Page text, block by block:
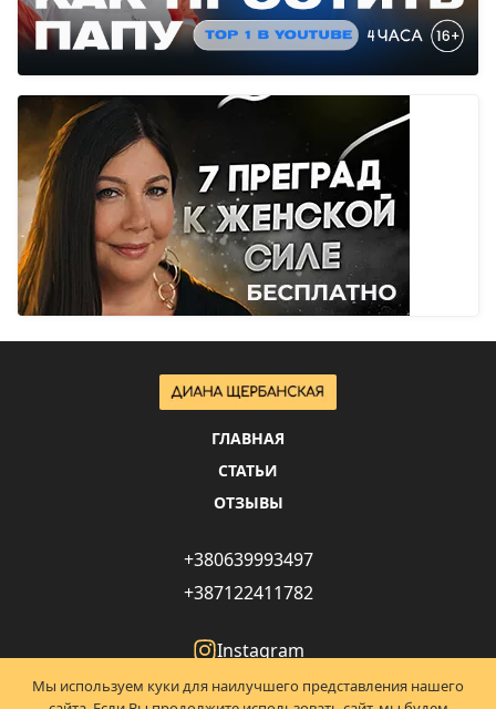
ГЛАВНАЯ
СТАТЬИ
ОТЗЫВЫ
+380639993497
+387122411782
Instagram
YouTube
Мы используем куки для наилучшего представления нашего